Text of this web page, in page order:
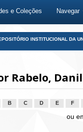
e Coleções Navegar
INSTITUCIONAL DA
Rabelo,
B C D E F
ou